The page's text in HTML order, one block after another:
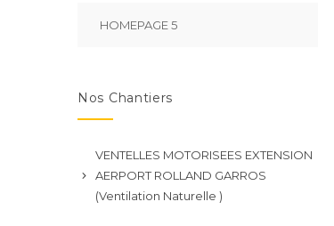
HOMEPAGE 5
Nos Chantiers
VENTELLES MOTORISEES EXTENSION
AERPORT ROLLAND GARROS
(Ventilation Naturelle )